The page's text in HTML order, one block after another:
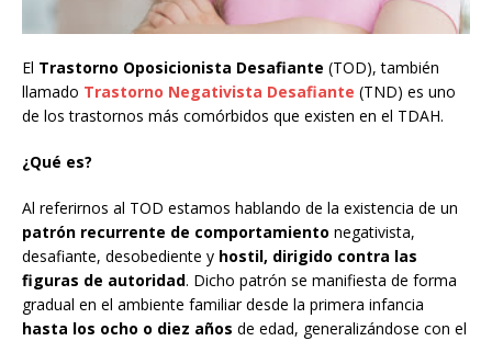
El Trastorno Oposicionista Desafiante (TOD), también
llamado Trastorno Negativista Desafiante (TND) es uno
de los trastornos más comórbidos que existen en el TDAH.
¿Qué es?
Al referirnos al TOD estamos hablando de la existencia de un
patrón recurrente de comportamiento negativista,
desafiante, desobediente y hostil, dirigido contra las
figuras de autoridad. Dicho patrón se manifiesta de forma
gradual en el ambiente familiar desde la primera infancia
hasta los ocho o diez años de edad, generalizándose con el